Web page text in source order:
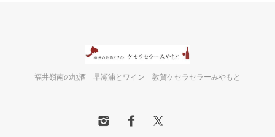
福井嶺南の地酒 早瀬浦とワイン 敦賀ケセラセラーみやもと